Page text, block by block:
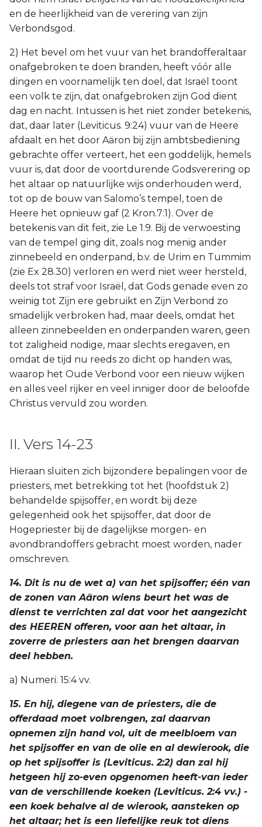
en de heerlijkheid van de verering van zijn
Verbondsgod.
2) Het bevel om het vuur van het brandofferaltaar
onafgebroken te doen branden, heeft vóór alle
dingen en voornamelijk ten doel, dat Israël toont
een volk te zijn, dat onafgebroken zijn God dient
dag en nacht. Intussen is het niet zonder betekenis,
dat, daar later (Leviticus. 9:24) vuur van de Heere
afdaalt en het door Aäron bij zijn ambtsbediening
gebrachte offer verteert, het een goddelijk, hemels
vuur is, dat door de voortdurende Godsverering op
het altaar op natuurlijke wijs onderhouden werd,
tot op de bouw van Salomo’s tempel, toen de
Heere het opnieuw gaf (2 Kron.7:1). Over de
betekenis van dit feit, zie Le 1.9. Bij de verwoesting
van de tempel ging dit, zoals nog menig ander
zinnebeeld en onderpand, b.v. de Urim en Tummim
(zie Ex 28.30) verloren en werd niet weer hersteld,
deels tot straf voor Israël, dat Gods genade even zo
weinig tot Zijn ere gebruikt en Zijn Verbond zo
smadelijk verbroken had, maar deels, omdat het
alleen zinnebeelden en onderpanden waren, geen
tot zaligheid nodige, maar slechts eregaven, en
omdat de tijd nu reeds zo dicht op handen was,
waarop het Oude Verbond voor een nieuw wijken
en alles veel rijker en veel inniger door de beloofde
Christus vervuld zou worden.
II. Vers 14-23
Hieraan sluiten zich bijzondere bepalingen voor de
priesters, met betrekking tot het (hoofdstuk 2)
behandelde spijsoffer, en wordt bij deze
gelegenheid ook het spijsoffer, dat door de
Hogepriester bij de dagelijkse morgen- en
avondbrandoffers gebracht moest worden, nader
omschreven.
14. Dit is nu de wet a) van het spijsoffer; één van
de zonen van Aäron wiens beurt het was de
dienst te verrichten zal dat voor het aangezicht
des HEEREN offeren, voor aan het altaar, in
zoverre de priesters aan het brengen daarvan
deel hebben.
a) Numeri. 15:4 vv.
15. En hij, diegene van de priesters, die de
offerdaad moet volbrengen, zal daarvan
opnemen zijn hand vol, uit de meelbloem van
het spijsoffer en van de olie en al dewierook, die
op het spijsoffer is (Leviticus. 2:2) dan zal hij
hetgeen hij zo-even opgenomen heeft-van ieder
van de verschillende koeken (Leviticus. 2:4 vv.) -
een koek behalve al de wierook, aansteken op
het altaar; het is een liefelijke reuk tot diens